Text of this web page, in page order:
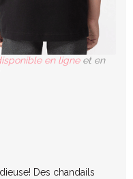
en ligneet en
Des chandails